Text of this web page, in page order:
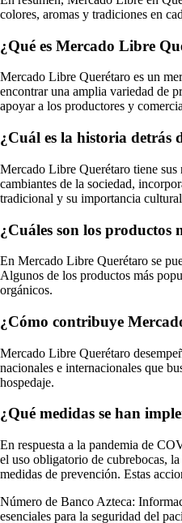
colores, aromas y tradiciones en
¿Qué es Mercado Libre
Mercado Libre Querétaro es un
encontrar una amplia variedad de
apoyar a los productores y
¿Cuál es la historia detrás
Mercado Libre Querétaro tiene sus
cambiantes de la sociedad,
tradicional y su importancia
¿Cuáles son los productos
En Mercado Libre Querétaro se
Algunos de los productos más
orgánicos.
¿Cómo contribuye
Mercado Libre Querétaro
nacionales e internacionales que
hospedaje.
¿Qué medidas se han
En respuesta a la pandemia de
el uso obligatorio de cubrebocas,
medidas de prevención. Estas
Número de Banco Azteca:
esenciales para la seguridad del